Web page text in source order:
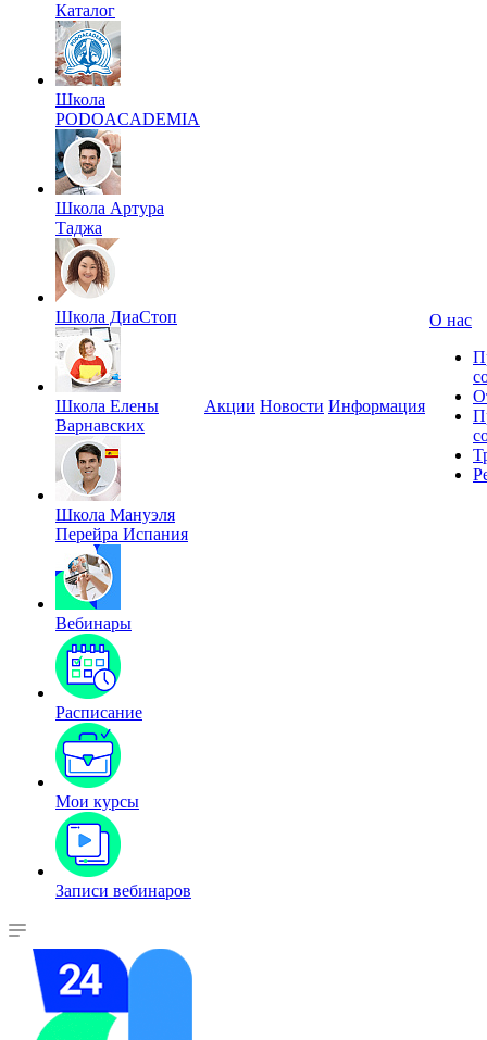
Каталог
Школа
PODOACADEMIA
Школа Артура
Таджа
Школа ДиаСтоп
Школа Елены
Варнавских
Школа Мануэля
Перейра Испания
Вебинары
Расписание
Мои курсы
Записи вебинаров
Акции Новости Информация
О нас